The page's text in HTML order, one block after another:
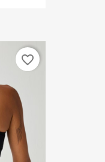
favorite_border